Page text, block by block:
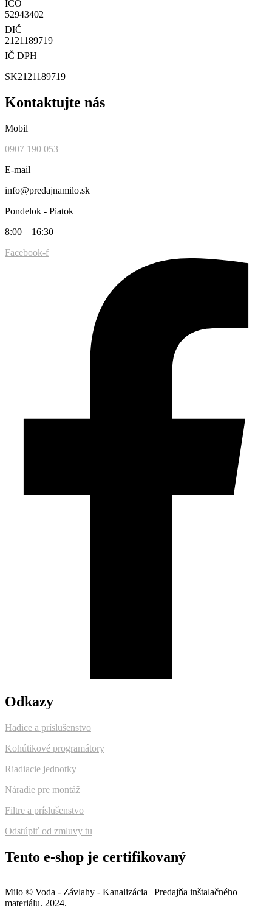
IČO
52943402
DIČ
2121189719
IČ DPH
SK2121189719
Kontaktujte nás
Mobil
0907 190 053
E-mail
info@predajnamilo.sk
Pondelok - Piatok
8:00 – 16:30
Facebook-f
Odkazy
Hadice a príslušenstvo
Kohútikové programátory
Riadiacie jednotky
Náradie pre montáž
Filtre a príslušenstvo
Odstúpiť od zmluvy tu
Tento e-shop je certifikovaný
Milo © Voda - Závlahy - Kanalizácia | Predajňa inštalačného
materiálu. 2024.